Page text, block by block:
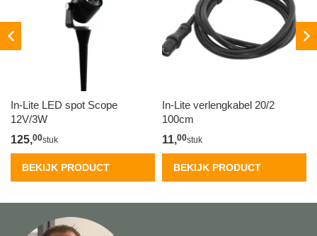
In-Lite LED spot Scope
12V/3W
125,00stuk
BEKIJK PRODUCT
In-Lite verlengkabel 20/2
100cm
11,00stuk
BEKIJK PRODUCT